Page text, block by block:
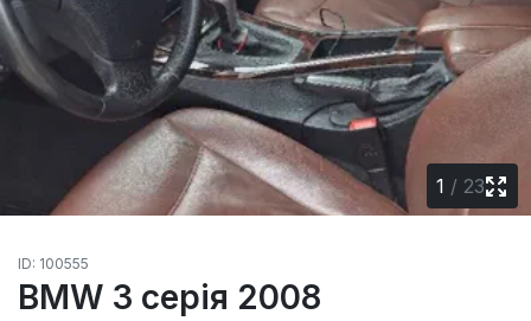
1 / 23
ID: 100555
BMW 3 серія 2008